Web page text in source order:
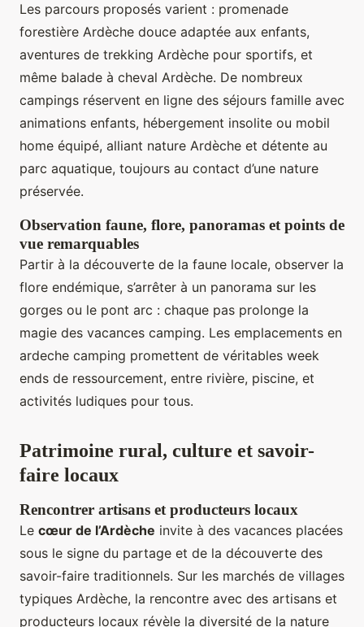
Les parcours proposés varient : promenade
forestière Ardèche douce adaptée aux enfants,
aventures de trekking Ardèche pour sportifs, et
même balade à cheval Ardèche. De nombreux
campings réservent en ligne des séjours famille avec
animations enfants, hébergement insolite ou mobil
home équipé, alliant nature Ardèche et détente au
parc aquatique, toujours au contact d’une nature
préservée.
Observation faune, flore, panoramas et points de
vue remarquables
Partir à la découverte de la faune locale, observer la
flore endémique, s’arrêter à un panorama sur les
gorges ou le pont arc : chaque pas prolonge la
magie des vacances camping. Les emplacements en
ardeche camping promettent de véritables week
ends de ressourcement, entre rivière, piscine, et
activités ludiques pour tous.
Patrimoine rural, culture et savoir-
faire locaux
Rencontrer artisans et producteurs locaux
Le cœur de l’Ardèche invite à des vacances placées
sous le signe du partage et de la découverte des
savoir-faire traditionnels. Sur les marchés de villages
typiques Ardèche, la rencontre avec des artisans et
producteurs locaux révèle la diversité de la nature